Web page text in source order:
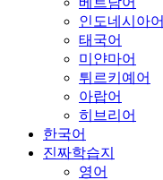
인도네시아어
태국어
미얀마어
튀르키예어
아랍어
히브리어
한국어
진짜학습지
영어